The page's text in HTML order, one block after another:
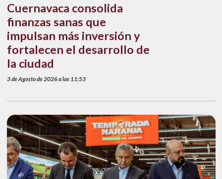
Cuernavaca consolida
finanzas sanas que
impulsan más inversión y
fortalecen el desarrollo de
la ciudad
3 de Agosto de 2026 a las 11:53